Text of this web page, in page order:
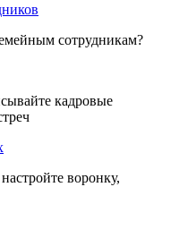
сотрудникам?
кадровые
воронку,